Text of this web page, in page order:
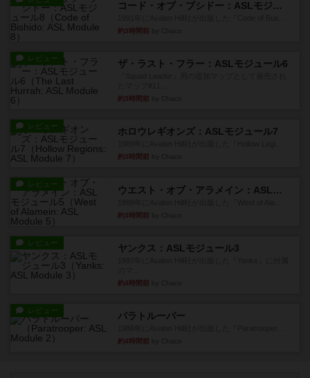
コード・オブ・ブシドー：ASLモジュール8
約3時間前
レビュー ザ・ラスト・フラー：ASLモジュール6
約3時間前
レビュー ホロウレギオンズ：ASLモジュール7
約3時間前
レビュー
ウエスト・オブ・アラメイン：ASLモジュール5
約3時間前
レビュー ヤンクス：ASLモジュール3
約4時間前
レビュー パラトルーパー
約4時間前